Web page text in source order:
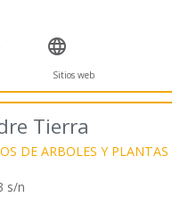

Sitios web
Tierra
DE ARBOLES Y PLANTAS
s/n